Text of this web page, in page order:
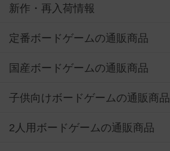
新作・再入荷情報
定番ボードゲームの通販商品
国産ボードゲームの通販商品
子供向けボードゲームの通販商品
2人用ボードゲームの通販商品